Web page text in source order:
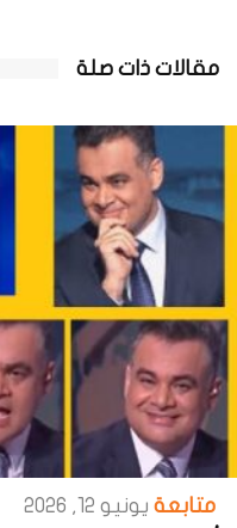
مقالات ذات صلة
متابعة يونيو 12, 2026